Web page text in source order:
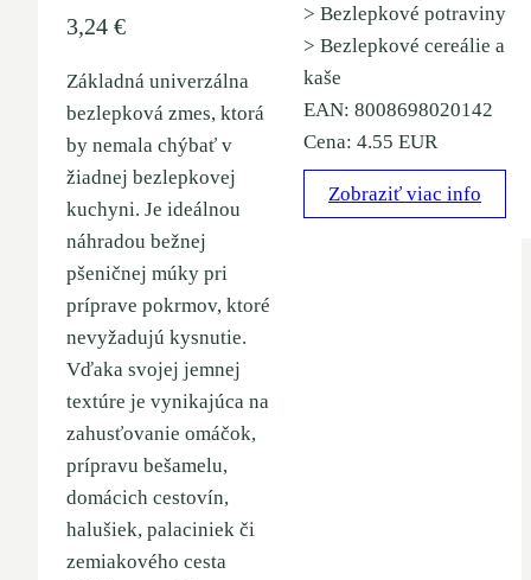
3,24 €
Základná univerzálna
bezlepková zmes, ktorá
by nemala chýbať v
žiadnej bezlepkovej
kuchyni. Je ideálnou
náhradou bežnej
pšeničnej múky pri
príprave pokrmov, ktoré
nevyžadujú kysnutie.
Vďaka svojej jemnej
textúre je vynikajúca na
zahusťovanie omáčok,
prípravu bešamelu,
domácich cestovín,
halušiek, palaciniek či
zemiakového cesta
> Bezlepkové potraviny
> Bezlepkové cereálie a
kaše
EAN: 8008698020142
Cena: 4.55 EUR
Zobraziť viac info